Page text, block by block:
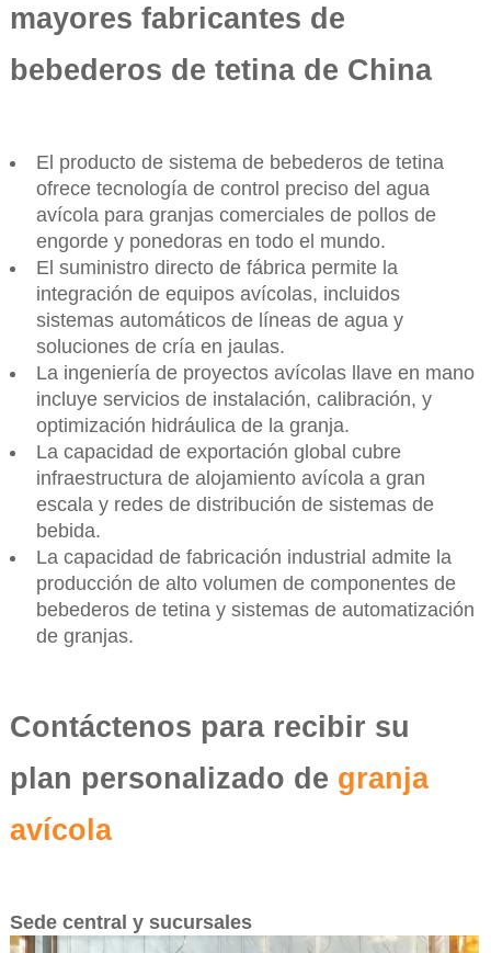
mayores fabricantes de
bebederos de tetina de China
El producto de sistema de bebederos de tetina
ofrece tecnología de control preciso del agua
avícola para granjas comerciales de pollos de
engorde y ponedoras en todo el mundo.
El suministro directo de fábrica permite la
integración de equipos avícolas, incluidos
sistemas automáticos de líneas de agua y
soluciones de cría en jaulas.
La ingeniería de proyectos avícolas llave en mano
incluye servicios de instalación, calibración, y
optimización hidráulica de la granja.
La capacidad de exportación global cubre
infraestructura de alojamiento avícola a gran
escala y redes de distribución de sistemas de
bebida.
La capacidad de fabricación industrial admite la
producción de alto volumen de componentes de
bebederos de tetina y sistemas de automatización
de granjas.
Contáctenos para recibir su
plan personalizado de granja
avícola
Sede central y sucursales